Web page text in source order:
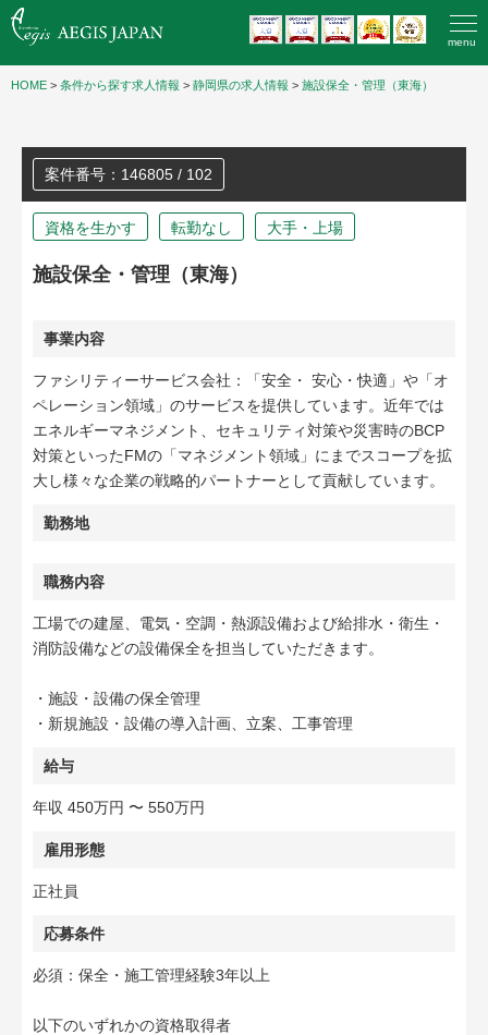
menu
HOME > 条件から探す求人情報 > 静岡県の求人情報 > 施設保全・管理（東海）
案件番号：146805 / 102
資格を生かす 転勤なし 大手・上場
施設保全・管理（東海）
事業内容
ファシリティーサービス会社：「安全・ 安心・快適」や「オ
ペレーション領域」のサービスを提供しています。近年では
エネルギーマネジメント、セキュリティ対策や災害時のBCP
対策といったFMの「マネジメント領域」にまでスコープを拡
大し様々な企業の戦略的パートナーとして貢献しています。
勤務地
職務内容
工場での建屋、電気・空調・熱源設備および給排水・衛生・
消防設備などの設備保全を担当していただきます。
・施設・設備の保全管理
・新規施設・設備の導入計画、立案、工事管理
給与
年収 450万円 〜 550万円
雇用形態
正社員
応募条件
必須：保全・施工管理経験3年以上
以下のいずれかの資格取得者